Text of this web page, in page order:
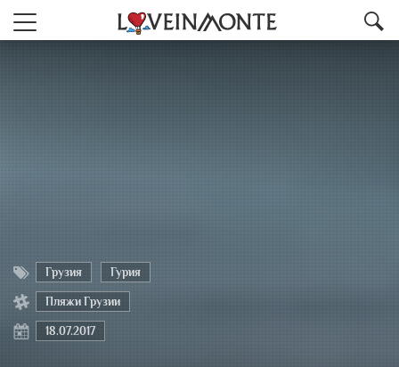
Грузия Гурия
Пляжи Грузии
18.07.2017